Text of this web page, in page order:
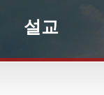
설교